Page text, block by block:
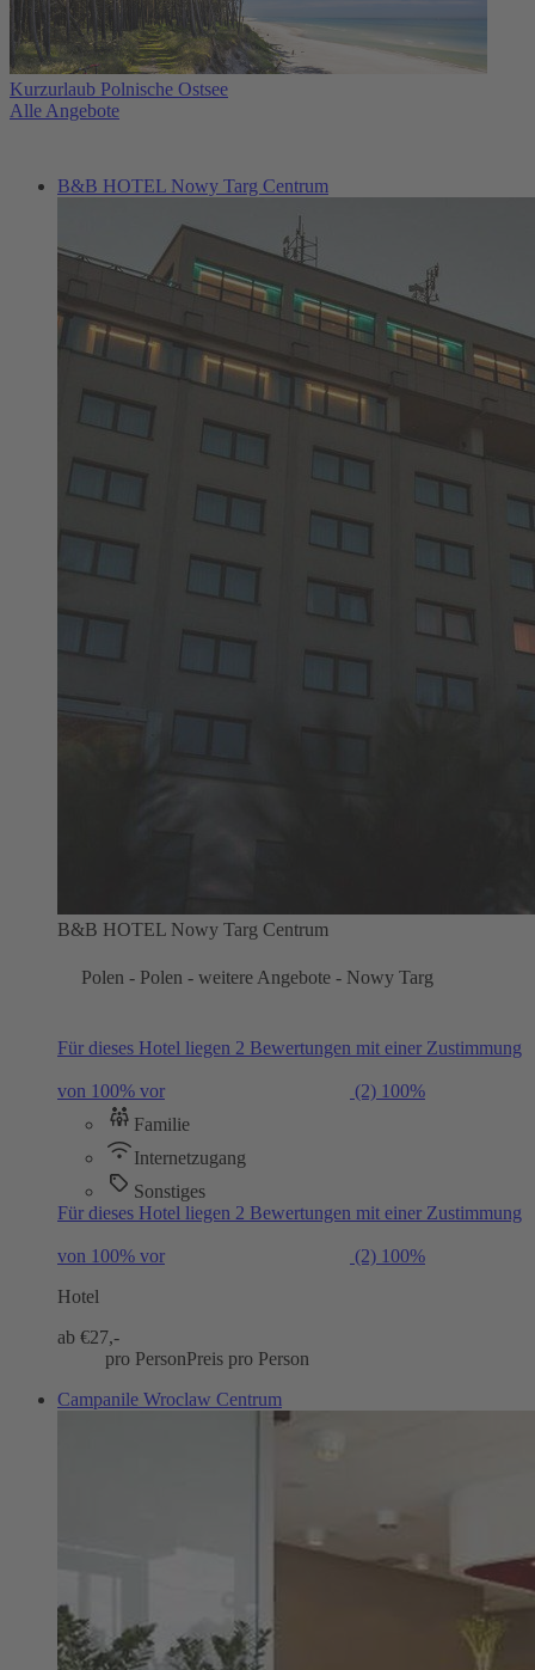
Kurzurlaub Polnische Ostsee
Alle Angebote
B&B HOTEL Nowy Targ Centrum
B&B HOTEL Nowy Targ Centrum
Polen - Polen - weitere Angebote - Nowy Targ
Für dieses Hotel liegen 2 Bewertungen mit einer Zustimmung
von 100% vor (2) 100%
Familie
Internetzugang
Sonstiges
Für dieses Hotel liegen 2 Bewertungen mit einer Zustimmung
von 100% vor (2) 100%
Hotel
ab €27,-
pro PersonPreis pro Person
Campanile Wroclaw Centrum